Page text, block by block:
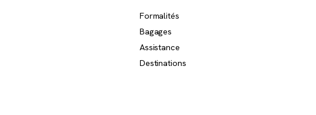
Formalités
Bagages
Assistance
Destinations